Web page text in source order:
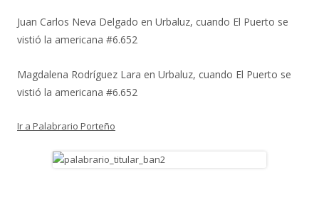
Juan Carlos Neva Delgado en Urbaluz, cuando El Puerto se
vistió la americana #6.652
Magdalena Rodríguez Lara en Urbaluz, cuando El Puerto se
vistió la americana #6.652
Ir a Palabrario Porteño